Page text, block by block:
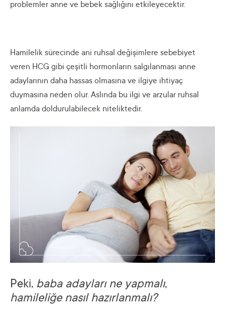
problemler anne ve bebek sağlığını etkileyecektir.
Hamilelik sürecinde ani ruhsal değişimlere sebebiyet
veren HCG gibi çeşitli hormonların salgılanması anne
adaylarının daha hassas olmasına ve ilgiye ihtiyaç
duymasına neden olur. Aslında bu ilgi ve arzular ruhsal
anlamda doldurulabilecek niteliktedir.
Peki, baba adayları ne yapmalı,
hamileliğe nasıl hazırlanmalı?